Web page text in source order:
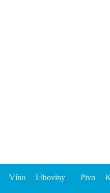
Víno Lihoviny Pivo